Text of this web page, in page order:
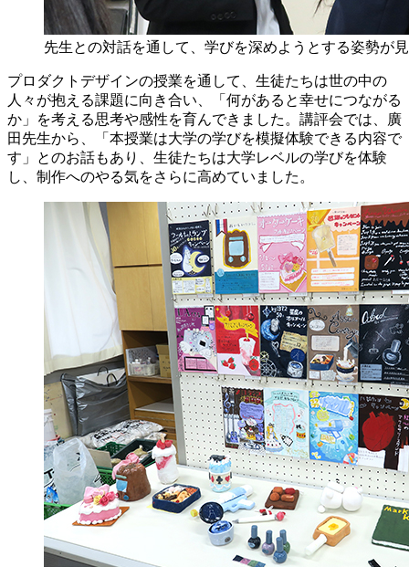
先生との対話を通して、学びを深めようとする姿勢が
プロダクトデザインの授業を通して、生徒たちは世の中の
人々が抱える課題に向き合い、「何があると幸せにつながる
か」を考える思考や感性を育んできました。講評会では、廣
田先生から、「本授業は大学の学びを模擬体験できる内容で
す」とのお話もあり、生徒たちは大学レベルの学びを体験
し、制作へのやる気をさらに高めていました。